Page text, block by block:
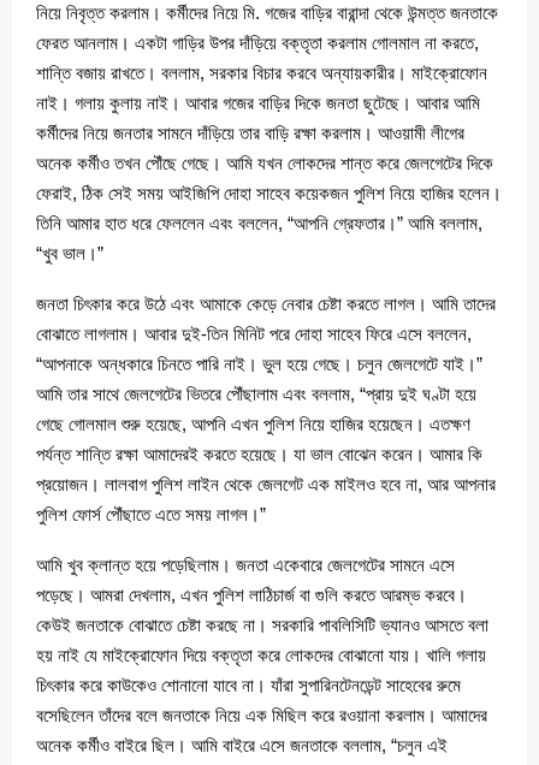
নিয়ে নিবৃত্ত করলাম। কর্মীদের নিয়ে মি. গজের বাড়ির বারান্দা থেকে উন্মত্ত জনতাকে
ফেরত আনলাম। একটা গাড়ির উপর দাঁড়িয়ে বক্তৃতা করলাম গোলমাল না করতে,
শান্তি বজায় রাখতে। বললাম, সরকার বিচার করবে অন্যায়কারীর। মাইক্রোফোন
নাই। গলায় কুলায় নাই। আবার গজের বাড়ির দিকে জনতা ছুটেছে। আবার আমি
কর্মীদের নিয়ে জনতার সামনে দাঁড়িয়ে তার বাড়ি রক্ষা করলাম। আওয়ামী লীগের
অনেক কর্মীও তখন পৌঁছে গেছে। আমি যখন লোকদের শান্ত করে জেলগেটের দিকে
ফেরাই, ঠিক সেই সময় আইজিপি দোহা সাহেব কয়েকজন পুলিশ নিয়ে হাজির হলেন।
তিনি আমার হাত ধরে ফেললেন এবং বললেন, “আপনি গ্রেফতার।” আমি বললাম,
“খুব ভাল।”
জনতা চিৎকার করে উঠে এবং আমাকে কেড়ে নেবার চেষ্টা করতে লাগল। আমি তাদের
বোঝাতে লাগলাম। আবার দুই-তিন মিনিট পরে দোহা সাহেব ফিরে এসে বললেন,
“আপনাকে অন্ধকারে চিনতে পারি নাই। ভুল হয়ে গেছে। চলুন জেলগেটে যাই।”
আমি তার সাথে জেলগেটের ভিতরে পৌঁছালাম এবং বললাম, “প্রায় দুই ঘণ্টা হয়ে
গেছে গোলমাল শুরু হয়েছে, আপনি এখন পুলিশ নিয়ে হাজির হয়েছেন। এতক্ষণ
পর্যন্ত শান্তি রক্ষা আমাদেরই করতে হয়েছে। যা ভাল বোঝেন করেন। আমার কি
প্রয়োজন। লালবাগ পুলিশ লাইন থেকে জেলগেট এক মাইলও হবে না, আর আপনার
পুলিশ ফোর্স পৌঁছাতে এতে সময় লাগল।”
আমি খুব ক্লান্ত হয়ে পড়েছিলাম। জনতা একেবারে জেলগেটের সামনে এসে
পড়েছে। আমরা দেখলাম, এখন পুলিশ লাঠিচার্জ বা গুলি করতে আরম্ভ করবে।
কেউই জনতাকে বোঝাতে চেষ্টা করছে না। সরকারি পাবলিসিটি ভ্যানও আসতে বলা
হয় নাই যে মাইক্রোফোন দিয়ে বক্তৃতা করে লোকদের বোঝানো যায়। খালি গলায়
চিৎকার করে কাউকেও শোনানো যাবে না। যাঁরা সুপারিনটেনডেন্ট সাহেবের রুমে
বসেছিলেন তাঁদের বলে জনতাকে নিয়ে এক মিছিল করে রওয়ানা করলাম। আমাদের
অনেক কর্মীও বাইরে ছিল। আমি বাইরে এসে জনতাকে বললাম, “চলুন এই